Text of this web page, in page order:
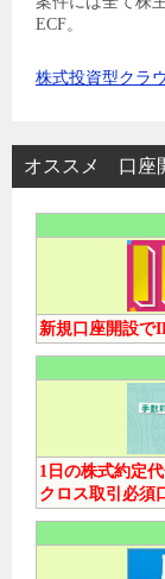
ECF。
株式投資型クラ
オススメ 口座
新規口座開設で
1日の株式約定
クロス取引必須